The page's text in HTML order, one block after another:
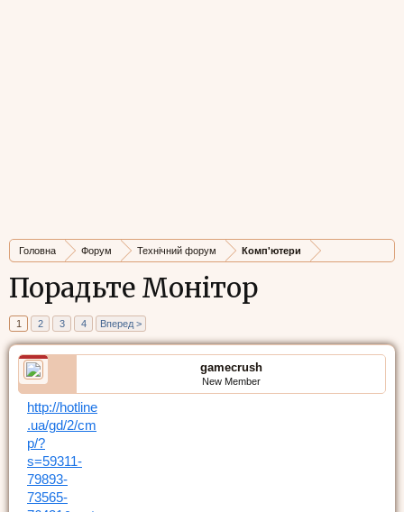
Головна Форум Технічний форум Комп'ютери
Порадьте Монітор
1 2 3 4 Вперед >
gamecrush
New Member
http://hotline
.ua/gd/2/cm
p/?
s=59311-
79893-
73565-